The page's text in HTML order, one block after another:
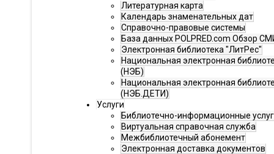
Литературная карта
Календарь знаменательных дат
Справочно-правовые системы
База данных POLPRED.com Обзор
Электронная библиотека "ЛитРес"
Национальная электронная
(НЭБ)
Национальная электронная
(НЭБ.ДЕТИ)
Услуги
Библиотечно-информационные
Виртуальная справочная служба
Межбиблиотечный абонемент
Электронная доставка документов